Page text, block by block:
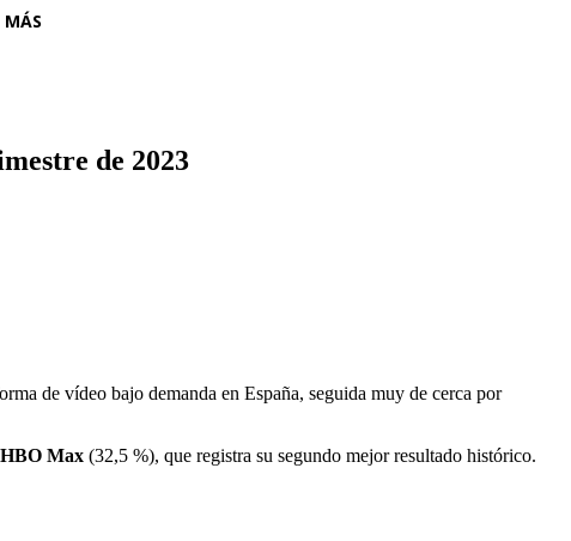
MÁS
de 2023
de vídeo bajo demanda en España, seguida muy de cerca por
HBO Max (32,5 %), que registra su segundo mejor resultado histórico.